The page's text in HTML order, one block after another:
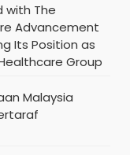
with The
Advancement
Its Position as
Group
Malaysia